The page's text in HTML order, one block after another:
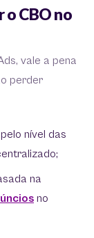
CBO no
vale a pena
perder
nível das
na
no